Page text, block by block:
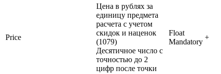
Price
Цена в рублях за
единицу предмета
расчета с учетом
скидок и наценок
(1079)
Десятичное число с
точностью до 2
цифр после точки
Float
Mandatory
+